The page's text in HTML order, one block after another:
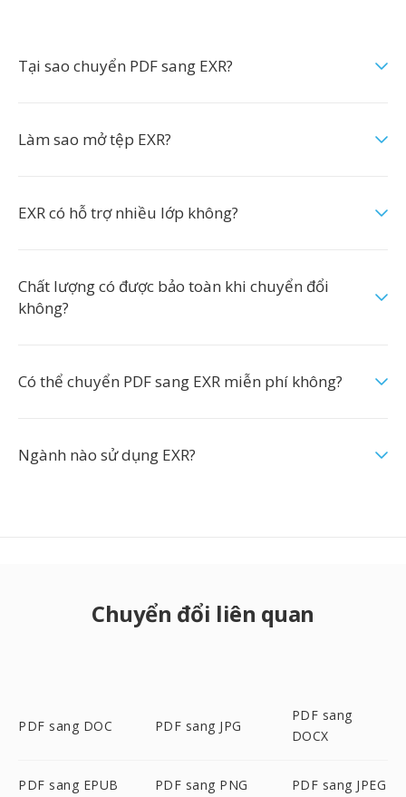
Tại sao chuyển PDF sang EXR?
Làm sao mở tệp EXR?
EXR có hỗ trợ nhiều lớp không?
Chất lượng có được bảo toàn khi chuyển đổi
không?
Có thể chuyển PDF sang EXR miễn phí không?
Ngành nào sử dụng EXR?
Chuyển đổi liên quan
PDF sang DOC PDF sang JPG
PDF sang
DOCX
PDF sang EPUB PDF sang PNG PDF sang JPEG